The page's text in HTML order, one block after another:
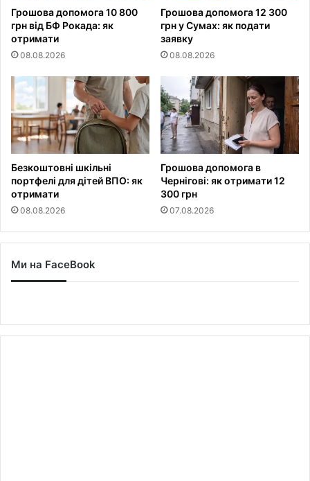
Грошова допомога 10 800
грн від БФ Рокада: як
отримати
08.08.2026
Грошова допомога 12 300
грн у Сумах: як подати
заявку
08.08.2026
Безкоштовні шкільні
портфелі для дітей ВПО: як
отримати
08.08.2026
Грошова допомога в
Чернігові: як отримати 12
300 грн
07.08.2026
Ми на FaceBook